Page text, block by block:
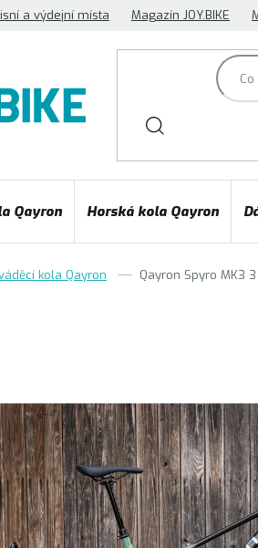
a výdejní místa Magazín JOY.BIKE
Qayron Horská kola Qayron
kola Qayron Qayron Spyro MK3